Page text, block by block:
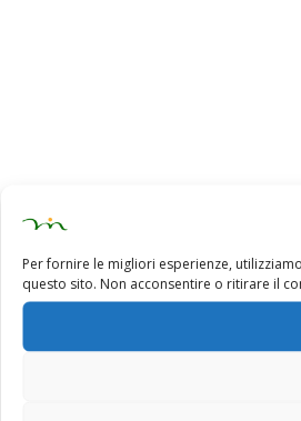
Per fornire le migliori esperienze,
questo sito. Non acconsentire o ritirare il